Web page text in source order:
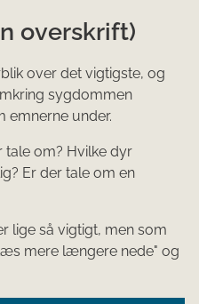
overskrift)
over det vigtigste, og
sygdommen
emnerne under.
tale om? Hvilke dyr
Er der tale om en
lige så vigtigt, men som
mere længere nede" og